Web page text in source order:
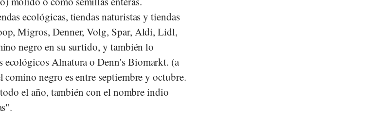
ecológicas, tiendas naturistas y tiendas
,Migros, Denner,Volg, Spar, Aldi,Lidl,
negro en su surtido, y también lo
ecológicos AlnaturaoDenn's Biomarkt. (a
negro es entre septiembre y octubre.
el año, también con el nombre indio